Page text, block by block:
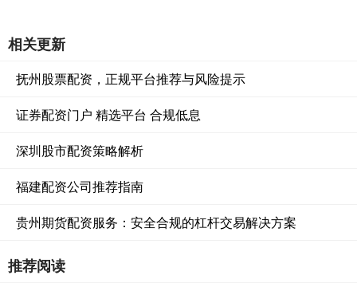
相关更新
抚州股票配资，正规平台推荐与风险提示
证券配资门户 精选平台 合规低息
深圳股市配资策略解析
福建配资公司推荐指南
贵州期货配资服务：安全合规的杠杆交易解决方案
推荐阅读